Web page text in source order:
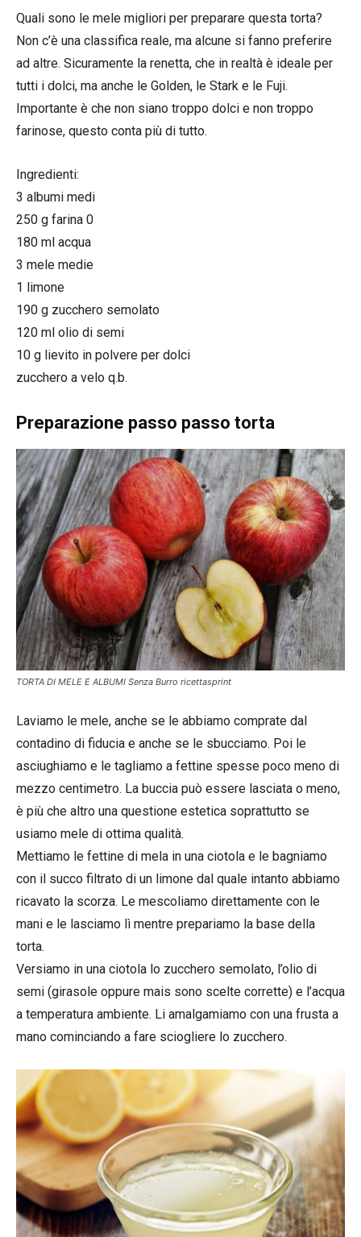
Quali sono le mele migliori per preparare questa torta?
Non c’è una classifica reale, ma alcune si fanno preferire
ad altre. Sicuramente la renetta, che in realtà è ideale per
tutti i dolci, ma anche le Golden, le Stark e le Fuji.
Importante è che non siano troppo dolci e non troppo
farinose, questo conta più di tutto.
Ingredienti:
3 albumi medi
250 g farina 0
180 ml acqua
3 mele medie
1 limone
190 g zucchero semolato
120 ml olio di semi
10 g lievito in polvere per dolci
zucchero a velo q.b.
Preparazione passo passo torta
TORTA DI MELE E ALBUMI Senza Burro ricettasprint
Laviamo le mele, anche se le abbiamo comprate dal
contadino di fiducia e anche se le sbucciamo. Poi le
asciughiamo e le tagliamo a fettine spesse poco meno di
mezzo centimetro. La buccia può essere lasciata o meno,
è più che altro una questione estetica soprattutto se
usiamo mele di ottima qualità.
Mettiamo le fettine di mela in una ciotola e le bagniamo
con il succo filtrato di un limone dal quale intanto abbiamo
ricavato la scorza. Le mescoliamo direttamente con le
mani e le lasciamo lì mentre prepariamo la base della
torta.
Versiamo in una ciotola lo zucchero semolato, l’olio di
semi (girasole oppure mais sono scelte corrette) e l’acqua
a temperatura ambiente. Li amalgamiamo con una frusta a
mano cominciando a fare sciogliere lo zucchero.